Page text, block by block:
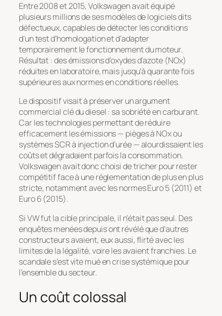
Entre 2008 et 2015, Volkswagen avait équipé
plusieurs millions de ses modèles de logiciels dits
défectueux, capables de détecter les conditions
d’un test d’homologation et d’adapter
temporairement le fonctionnement du moteur.
Résultat : des émissions d’oxydes d’azote (NOx)
réduites en laboratoire, mais jusqu’à quarante fois
supérieures aux normes en conditions réelles.
Le dispositif visait à préserver un argument
commercial clé du diesel : sa sobriété en carburant.
Car les technologies permettant de réduire
efficacement les émissions — pièges à NOx ou
systèmes SCR à injection d’urée — alourdissaient les
coûts et dégradaient parfois la consommation.
Volkswagen avait donc choisi de tricher pour rester
compétitif face à une réglementation de plus en plus
stricte, notamment avec les normes Euro 5 (2011) et
Euro 6 (2015).
Si VW fut la cible principale, il n’était pas seul. Des
enquêtes menées depuis ont révélé que d’autres
constructeurs avaient, eux aussi, flirté avec les
limites de la légalité, voire les avaient franchies. Le
scandale s’est vite mué en crise systémique pour
l’ensemble du secteur.
Un coût colossal